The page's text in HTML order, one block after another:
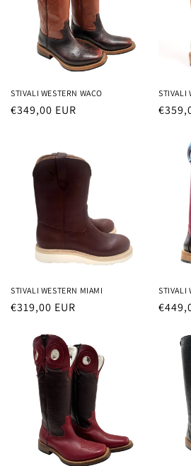
STIVALI WESTERN WACO
Prezzo
€349,00 EUR
STIVALI
STIVALI WESTERN MIAMI
Prezzo
listino
€319,00 EUR
STIVALI
listino